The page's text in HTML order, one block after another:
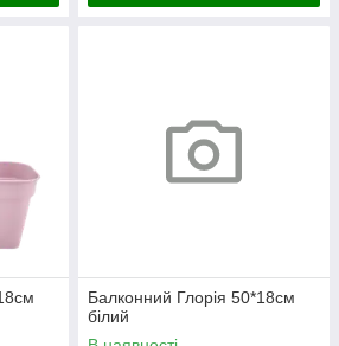
Балконний Глорія 50*18см
білий